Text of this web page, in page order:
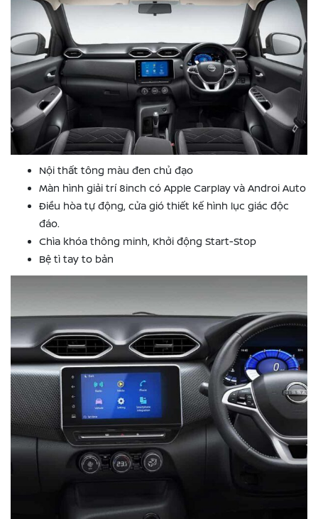
Nội thất tông màu đen chủ đạo
Màn hình giải trí 8inch có Apple Carplay và Androi Auto
Điều hòa tự động, cửa gió thiết kế hình lục giác độc
đáo.
Chìa khóa thông minh, Khởi động Start-Stop
Bệ tì tay to bản